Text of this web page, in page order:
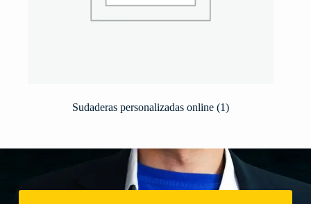
Sudaderas personalizadas online(1)